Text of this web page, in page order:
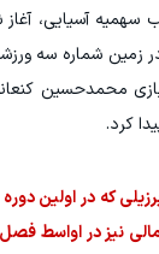
سهمیه آسیایی،
زمین شماره سه
کرد.
که در اولین
نیز در اواسط فصل